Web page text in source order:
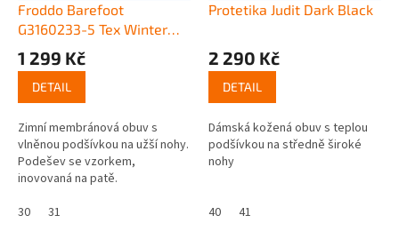
Froddo Barefoot
G3160233-5 Tex Winter
Fuchsia
1 299 Kč
DETAIL
Zimní membránová obuv s
vlněnou podšívkou na užší nohy.
Podešev se vzorkem,
inovovaná na patě.
30
31
Protetika Judit Dark Black
2 290 Kč
DETAIL
Dámská kožená obuv s teplou
podšívkou na středně široké
nohy
40 41